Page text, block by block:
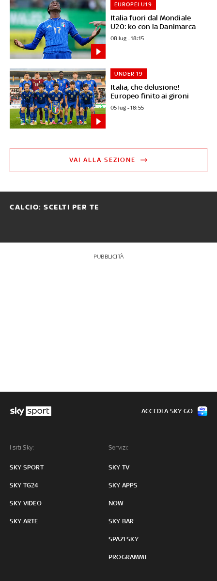
Italia fuori dal Mondiale
U20: ko con la Danimarca
EUROPEI U19
08 lug - 18:15
Italia, che delusione!
Europeo finito ai gironi
UNDER 19
05 lug - 18:55
VAI ALLA SEZIONE
CALCIO: SCELTI PER TE
PUBBLICITÀ
I siti Sky:
SKY SPORT
SKY TG24
SKY VIDEO
SKY ARTE
Servizi:
SKY TV
SKY APPS
NOW
SKY BAR
SPAZI SKY
PROGRAMMI
ACCEDI A SKY GO